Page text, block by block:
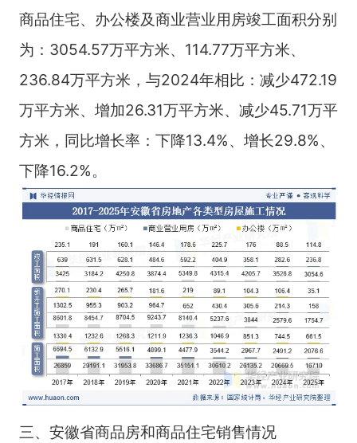
商品住宅、办公楼及商业营业用房竣工面积分别
为：3054.57万平方米、114.77万平方米、
236.84万平方米，与2024年相比：减少472.19
万平方米、增加26.31万平方米、减少45.71万平
方米，同比增长率：下降13.4%、增长29.8%、
下降16.2%。
三、安徽省商品房和商品住宅销售情况